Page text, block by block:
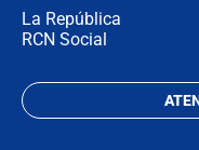
La República
RCN Social